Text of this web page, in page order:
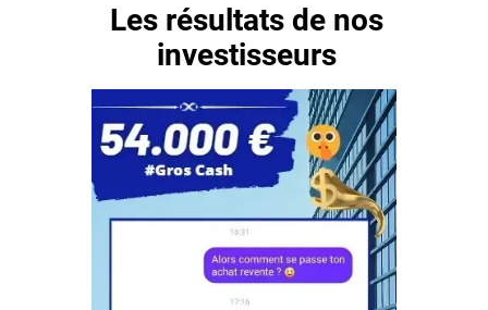
Les résultats de nos
investisseurs